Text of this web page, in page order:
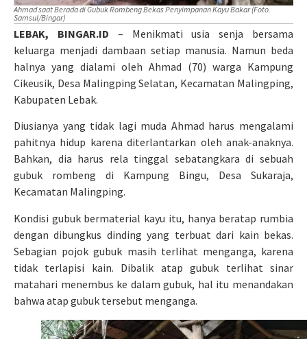
Ahmad saat Berada di Gubuk Rombeng Bekas Penyimpanan Kayu Bakar (Foto.
Samsul/Bingar)
LEBAK, BINGAR.ID – Menikmati usia senja bersama
keluarga menjadi dambaan setiap manusia. Namun beda
halnya yang dialami oleh Ahmad (70) warga Kampung
Cikeusik, Desa Malingping Selatan, Kecamatan Malingping,
Kabupaten Lebak.
Diusianya yang tidak lagi muda Ahmad harus mengalami
pahitnya hidup karena diterlantarkan oleh anak-anaknya.
Bahkan, dia harus rela tinggal sebatangkara di sebuah
gubuk rombeng di Kampung Bingu, Desa Sukaraja,
Kecamatan Malingping.
Kondisi gubuk bermaterial kayu itu, hanya beratap rumbia
dengan dibungkus dinding yang terbuat dari kain bekas.
Sebagian pojok gubuk masih terlihat menganga, karena
tidak terlapisi kain. Dibalik atap gubuk terlihat sinar
matahari menembus ke dalam gubuk, hal itu menandakan
bahwa atap gubuk tersebut menganga.